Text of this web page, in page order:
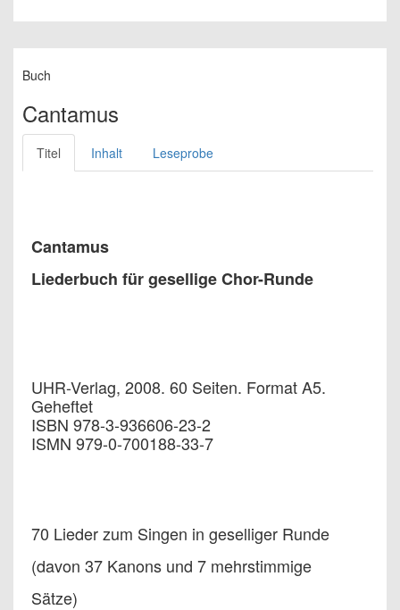
Buch
Cantamus
Titel Inhalt Leseprobe
Cantamus
Liederbuch für gesellige Chor-Runde
UHR-Verlag, 2008. 60 Seiten. Format A5.
Geheftet
ISBN 978-3-936606-23-2
ISMN 979-0-700188-33-7
70 Lieder zum Singen in geselliger Runde
(davon 37 Kanons und 7 mehrstimmige
Sätze)